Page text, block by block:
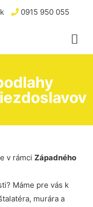
0915 950 055
v rámci Západného
Máme pre vás k
murára a